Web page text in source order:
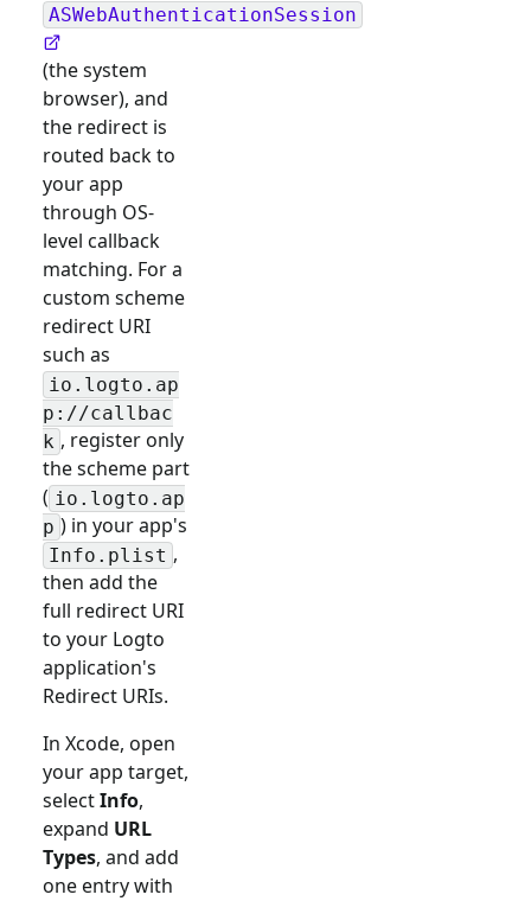
ASWebAuthenticationSession
(the system
browser), and
the redirect is
routed back to
your app
through OS-
level callback
matching. For a
custom scheme
redirect URI
such as
io.logto.ap
p://callbac
k , register only
the scheme part
( io.logto.ap
p ) in your app's
Info.plist ,
then add the
full redirect URI
to your Logto
application's
Redirect URIs.
In Xcode, open
your app target,
selectInfo,
expand URL
Types, and add
one entry with